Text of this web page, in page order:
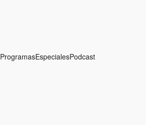
ProgramasEspecialesPodcast